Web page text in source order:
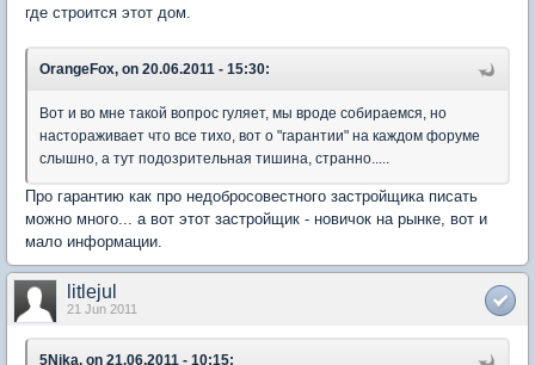
где строится этот дом.
OrangeFox, on 20.06.2011 - 15:30:
Вот и во мне такой вопрос гуляет, мы вроде собираемся, но
настораживает что все тихо, вот о "гарантии" на каждом форуме
слышно, а тут подозрительная тишина, странно.....
Про гарантию как про недобросовестного застройщика писать
можно много... а вот этот застройщик - новичок на рынке, вот и
мало информации.
litlejul
21 Jun 2011
5Nika, on 21.06.2011 - 10:15: